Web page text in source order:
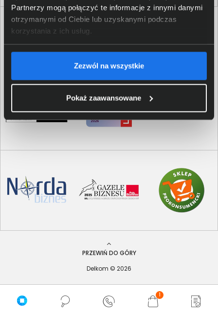
Partnerzy mogą połączyć te informacje z innymi danymi
otrzymanymi od Ciebie lub uzyskanymi podczas
korzystania z ich usług.
Zezwól na wszystkie
Pokaż zaawansowane
1
PRZEWIŃ DO GÓRY
Delkom © 2026